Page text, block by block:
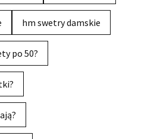
hm swetry damskie
po 50?